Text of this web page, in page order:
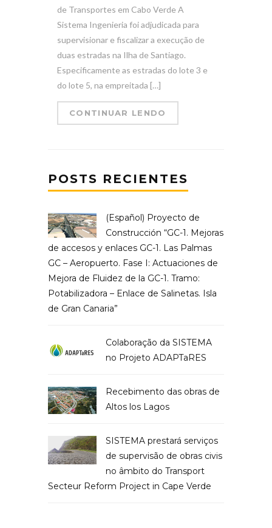
de Transportes em Cabo Verde A
Sistema Ingenieria foi adjudicada para
supervisionar e fiscalizar a execução de
duas estradas na Ilha de Santiago.
Especificamente as estradas do lote 3 e
do lote 5, na empreitada […]
CONTINUAR LENDO
POSTS RECIENTES
(Español) Proyecto de
Construcción “GC-1. Mejoras
de accesos y enlaces GC-1. Las Palmas
GC – Aeropuerto. Fase I: Actuaciones de
Mejora de Fluidez de la GC-1. Tramo:
Potabilizadora – Enlace de Salinetas. Isla
de Gran Canaria”
Colaboração da SISTEMA
no Projeto ADAPTaRES
Recebimento das obras de
Altos los Lagos
SISTEMA prestará serviços
de supervisão de obras civis
no âmbito do Transport
Secteur Reform Project in Cape Verde